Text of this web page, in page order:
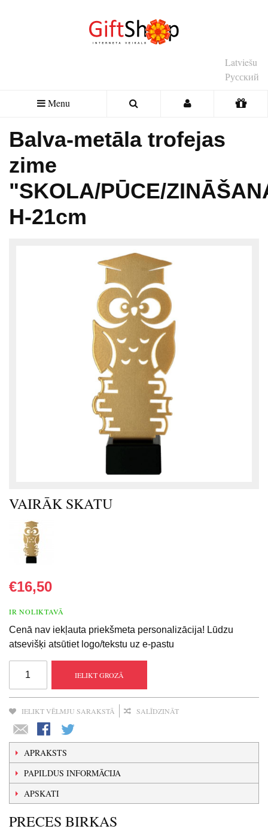
Latviešu
Русский
Menu
Balva-metāla trofejas
zime
"SKOLA/PŪCE/
H-21cm
VAIRĀK SKATU
€16,50
IR NOLIKTAVĀ
Cenā nav iekļauta priekšmeta personalizācija! Lūdzu
atsevišķi atsūtiet logo/tekstu uz e-pastu
IELIKT GROZĀ
IELIKT VĒLMJU SARAKSTĀ SALĪDZINĀT
APRAKSTS
PAPILDUS INFORMĀCIJA
APSKATI
PRECES BIRKAS